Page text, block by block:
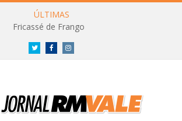
ÚLTIMAS
Fricassé de Frango
TwitterFacebookInstagram